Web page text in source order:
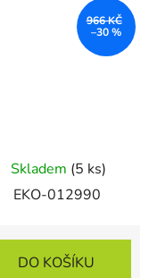
Skladem (5 ks)
EKO-012990
DO KOŠÍKU
966 KČ
–30 %